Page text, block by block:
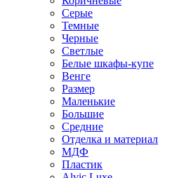
Серые
Темные
Черные
Светлые
Белые шкафы-купе
Венге
Размер
Маленькие
Большие
Средние
Отделка и материал
МДФ
Пластик